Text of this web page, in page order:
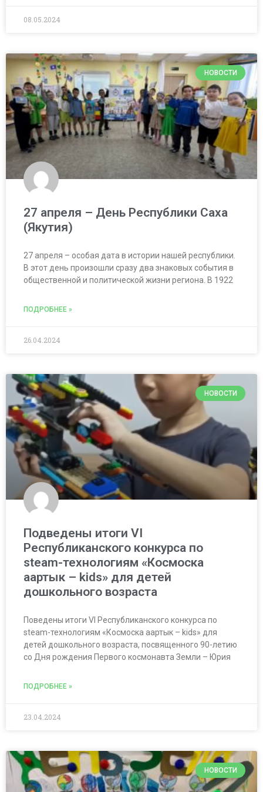
08.05.2024
НОВОСТИ
27 апреля – День Республики Саха
(Якутия)
27 апреля – особая дата в истории нашей республики.
В этот день произошли сразу два знаковых события в
общественной и политической жизни региона. В 1922
ПОДРОБНЕЕ »
26.04.2024
НОВОСТИ
Подведены итоги VI
Республиканского конкурса по
steam-технологиям «Космоска
аартык – kids» для детей
дошкольного возраста
Поведены итоги VI Республиканского конкурса по
steam-технологиям «Космоска аартык – kids» для
детей дошкольного возраста, посвященного 90-летию
со Дня рождения Первого космонавта Земли – Юрия
ПОДРОБНЕЕ »
23.04.2024
НОВОСТИ